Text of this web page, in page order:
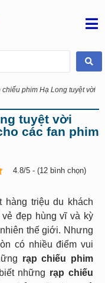
chiếu phim Hạ Long tuyệt vời
tuyệt vời
các fan phim
4.8/5 - (12 bình chọn)
hàng triệu du khách
đẹp hùng vĩ và kỳ
thế giới. Nhưng
có nhiều điểm vui
rạp chiếu phim
những rạp chiếu